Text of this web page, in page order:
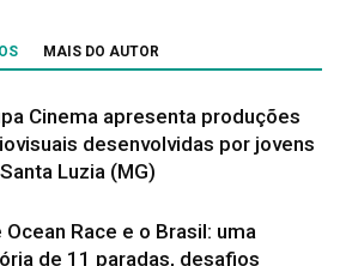
MAIS DO AUTOR
Cinema apresenta produções
desenvolvidas por jovens
Luzia (MG)
Ocean Race e o Brasil: uma
de 11 paradas, desafios